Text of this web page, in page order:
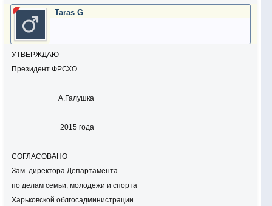
Taras G
УТВЕРЖДАЮ
Президент ФРСХО
___________А.Галушка
___________ 2015 года
СОГЛАСОВАНО
Зам. директора Департамента
по делам семьи, молодежи и спорта
Харьковской облгосадминистрации